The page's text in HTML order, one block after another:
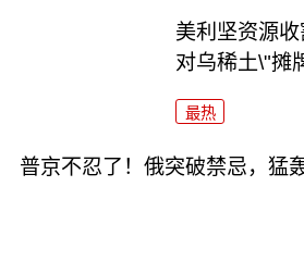
美利坚资源
对乌稀土\"摊
最热
普京不忍了！俄突破禁忌，猛